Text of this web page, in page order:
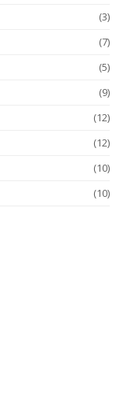
(3)
(7)
(5)
(9)
(12)
(12)
(10)
(10)